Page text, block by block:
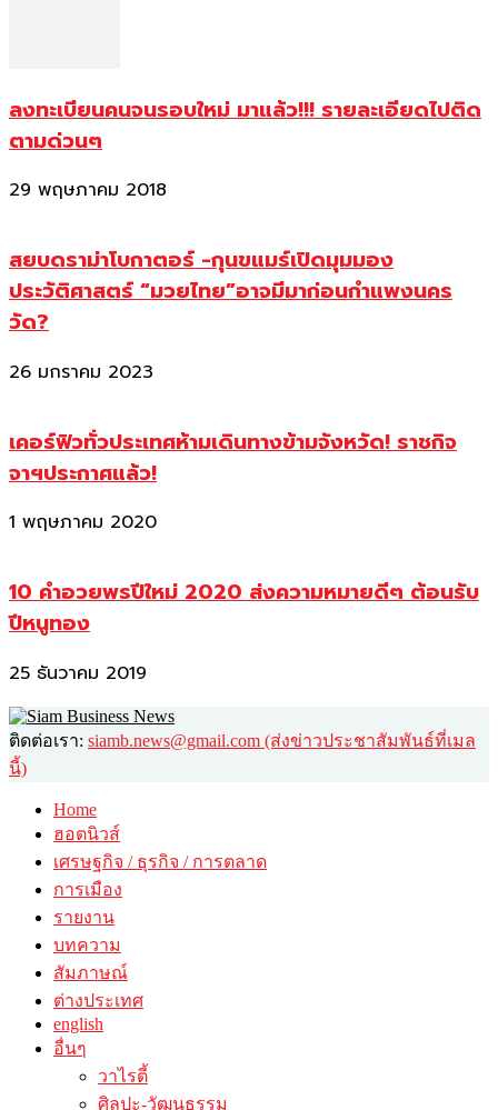
ลงทะเบียนคนจนรอบใหม่ มาแล้ว!!! รายละเอียดไปติด
ตามด่วนๆ
29 พฤษภาคม 2018
สยบดราม่าโบกาตอร์ -กุนขแมร์เปิดมุมมอง
ประวัติศาสตร์ “มวยไทย”อาจมีมาก่อนกำแพงนคร
วัด?
26 มกราคม 2023
เคอร์ฟิวทั่วประเทศห้ามเดินทางข้ามจังหวัด! ราชกิจ
จาฯประกาศแล้ว!
1 พฤษภาคม 2020
10 คำอวยพรปีใหม่ 2020 ส่งความหมายดีๆ ต้อนรับ
ปีหนูทอง
25 ธันวาคม 2019
ติดต่อเรา: siamb.news@gmail.com (ส่งข่าวประชาสัมพันธ์ที่เมล
นี้)
Home
ฮอตนิวส์
เศรษฐกิจ / ธุรกิจ / การตลาด
การเมือง
รายงาน
บทความ
สัมภาษณ์
ต่างประเทศ
english
อื่นๆ
วาไรตี้
ศิลปะ-วัฒนธรรม